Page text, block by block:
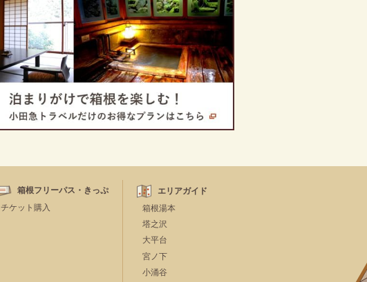
箱根フリーパス・きっぷ
チケット購入
エリアガイド
箱根湯本
塔之沢
大平台
宮ノ下
小涌谷